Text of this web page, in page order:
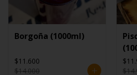
Borgoña (1000ml)
$11.600
$14.000